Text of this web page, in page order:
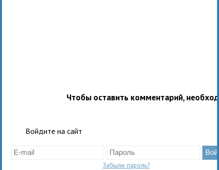
Чтобы оставить комментарий,
Войдите на сайт
Забыли пароль?